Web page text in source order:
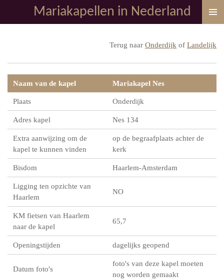
direct
Mariakapellen in Nederland
Terug naar Onderdijk of Landelijk
Naam van de kapel Mariakapel Nes
Plaats Onderdijk
Adres kapel Nes 134
Extra aanwijzing om de
kapel te kunnen vinden
op de begraafplaats achter de
kerk
Bisdom Haarlem-Amsterdam
Ligging ten opzichte van
Haarlem
NO
KM fietsen van Haarlem
naar de kapel
65,7
Openingstijden dagelijks geopend
Datum foto's
foto's van deze kapel moeten
nog worden gemaakt